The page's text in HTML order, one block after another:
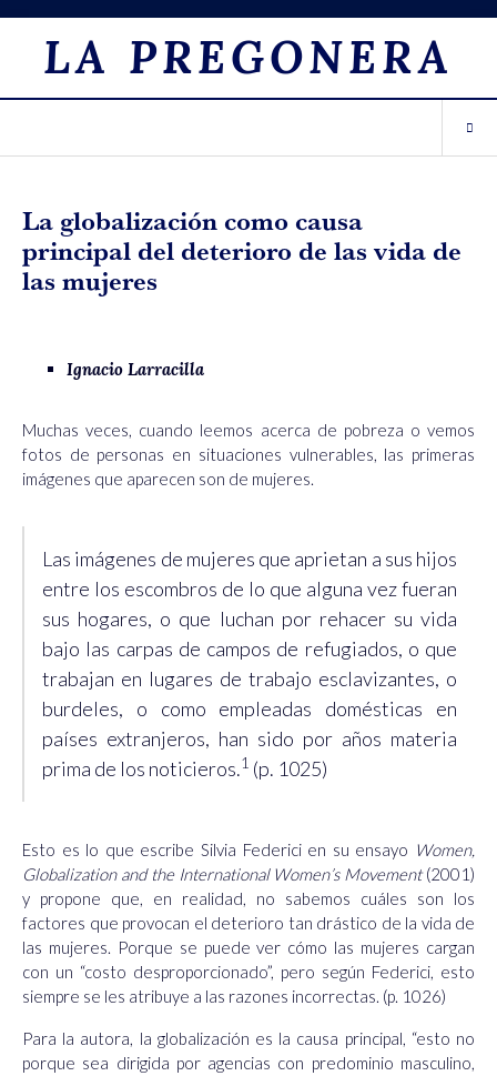
LA PREGONERA
La globalización como causa
principal del deterioro de las vida de
las mujeres
Ignacio Larracilla
Muchas veces, cuando leemos acerca de pobreza o vemos
fotos de personas en situaciones vulnerables, las primeras
imágenes que aparecen son de mujeres.
Las imágenes de mujeres que aprietan a sus hijos
entre los escombros de lo que alguna vez fueran
sus hogares, o que luchan por rehacer su vida
bajo las carpas de campos de refugiados, o que
trabajan en lugares de trabajo esclavizantes, o
burdeles, o como empleadas domésticas en
países extranjeros, han sido por años materia
prima de los noticieros.1 (p. 1025)
Esto es lo que escribe Silvia Federici en su ensayo Women,
Globalization and the International Women’s Movement(2001)
y propone que, en realidad, no sabemos cuáles son los
factores que provocan el deterioro tan drástico de la vida de
las mujeres. Porque se puede ver cómo las mujeres cargan
con un “costo desproporcionado”, pero según Federici, esto
siempre se les atribuye a las razones incorrectas. (p. 1026)
Para la autora, la globalización es la causa principal, “esto no
porque sea dirigida por agencias con predominio masculino,